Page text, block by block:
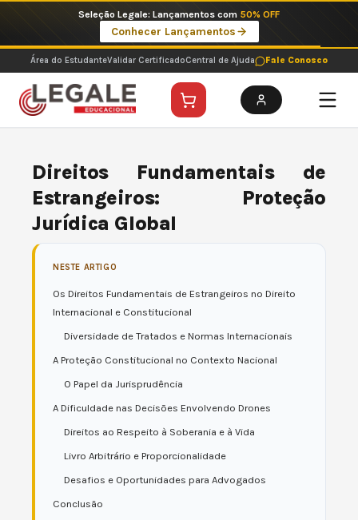
o
conteúdo
Imperdíveis no Pix: Pós Selecionadas a 199 reais no pix em parcela única
Ver ofertas
Área do EstudanteValidar CertificadoCentral de Ajuda Fale Conosco
Direitos Fundamentais de
Estrangeiros: Proteção
Jurídica Global
NESTE ARTIGO
Os Direitos Fundamentais de Estrangeiros no Direito
Internacional e Constitucional
Diversidade de Tratados e Normas Internacionais
A Proteção Constitucional no Contexto Nacional
O Papel da Jurisprudência
A Dificuldade nas Decisões Envolvendo Drones
Direitos ao Respeito à Soberania e à Vida
Livro Arbitrário e Proporcionalidade
Desafios e Oportunidades para Advogados
Conclusão